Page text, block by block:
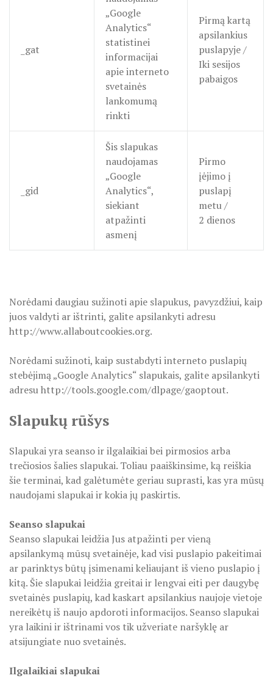
_gat
„Google
Analytics“
statistinei
informacijai
apie interneto
svetainės
lankomumą
rinkti
Pirmą kartą
apsilankius
puslapyje /
Iki sesijos
pabaigos
_gid
Šis slapukas
naudojamas
„Google
Analytics“,
siekiant
atpažinti
asmenį
Pirmo
įėjimo į
puslapį
metu /
2 dienos
Norėdami daugiau sužinoti apie slapukus, pavyzdžiui, kaip
juos valdyti ar ištrinti, galite apsilankyti adresu
http://www.allaboutcookies.org.
Norėdami sužinoti, kaip sustabdyti interneto puslapių
stebėjimą „Google Analytics“ slapukais, galite apsilankyti
adresu http://tools.google.com/dlpage/gaoptout.
Slapukų rūšys
Slapukai yra seanso ir ilgalaikiai bei pirmosios arba
trečiosios šalies slapukai. Toliau paaiškinsime, ką reiškia
šie terminai, kad galėtumėte geriau suprasti, kas yra mūsų
naudojami slapukai ir kokia jų paskirtis.
Seanso slapukai
Seanso slapukai leidžia Jus atpažinti per vieną
apsilankymą mūsų svetainėje, kad visi puslapio pakeitimai
ar parinktys būtų įsimenami keliaujant iš vieno puslapio į
kitą. Šie slapukai leidžia greitai ir lengvai eiti per daugybę
svetainės puslapių, kad kaskart apsilankius naujoje vietoje
nereikėtų iš naujo apdoroti informacijos. Seanso slapukai
yra laikini ir ištrinami vos tik užveriate naršyklę ar
atsijungiate nuo svetainės.
Ilgalaikiai slapukai